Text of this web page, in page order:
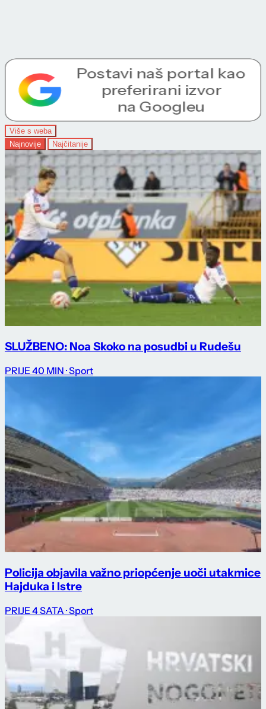
Više s weba
Najnovije
Najčitanije
SLUŽBENO: Noa Skoko na posudbi u Rudešu
PRIJE 40 MIN · Sport
Policija objavila važno priopćenje uoči utakmice
Hajduka i Istre
PRIJE 4 SATA · Sport